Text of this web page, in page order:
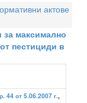
актове
за максимално
пестициди в
44 от 5.06.2007 г.,